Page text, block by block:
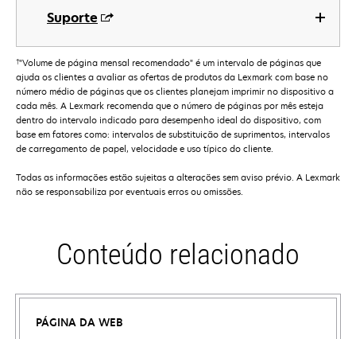
Suporte
†"Volume de página mensal recomendado" é um intervalo de páginas que
ajuda os clientes a avaliar as ofertas de produtos da Lexmark com base no
número médio de páginas que os clientes planejam imprimir no dispositivo a
cada mês. A Lexmark recomenda que o número de páginas por mês esteja
dentro do intervalo indicado para desempenho ideal do dispositivo, com
base em fatores como: intervalos de substituição de suprimentos, intervalos
de carregamento de papel, velocidade e uso típico do cliente.
Todas as informações estão sujeitas a alterações sem aviso prévio. A Lexmark
não se responsabiliza por eventuais erros ou omissões.
Conteúdo relacionado
PÁGINA DA WEB